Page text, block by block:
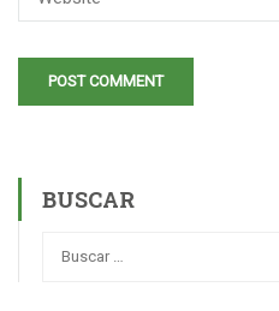
BUSCAR